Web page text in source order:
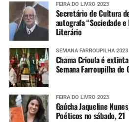
FEIRA DO LIVRO 2023
Secretário de Cultura
autografa “Sociedade
Literário
SEMANA FARROUPILHA 2023
Chama Crioula é
Semana Farroupilha de
FEIRA DO LIVRO 2023
Gaúcha Jaqueline
Poéticos no sábado, 21